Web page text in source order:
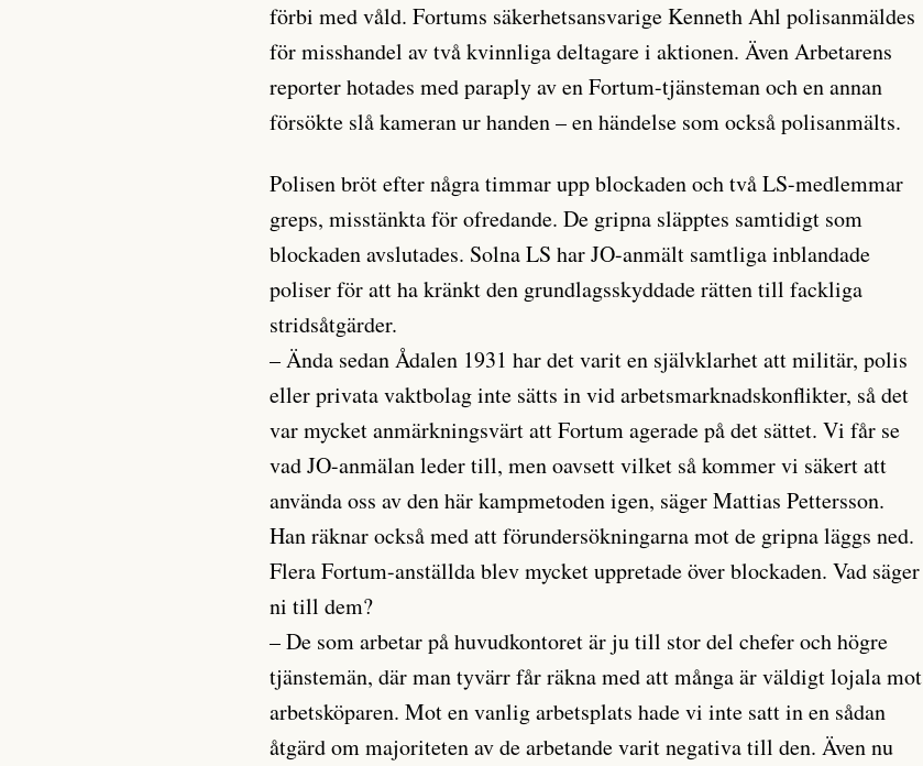
förbi med våld. Fortums säkerhetsansvarige Kenneth Ahl polisanmäldes
för misshandel av två kvinnliga deltagare i aktionen. Även Arbetarens
reporter hotades med paraply av en Fortum-tjänsteman och en annan
försökte slå kameran ur handen – en händelse som också polisanmälts.
Polisen bröt efter några timmar upp blockaden och två LS-medlemmar
greps, misstänkta för ofredande. De gripna släpptes samtidigt som
blockaden avslutades. Solna LS har JO-anmält samtliga inblandade
poliser för att ha kränkt den grundlagsskyddade rätten till fackliga
stridsåtgärder.
– Ända sedan Ådalen 1931 har det varit en självklarhet att militär, polis
eller privata vaktbolag inte sätts in vid arbetsmarknadskonflikter, så det
var mycket anmärkningsvärt att Fortum agerade på det sättet. Vi får se
vad JO-anmälan leder till, men oavsett vilket så kommer vi säkert att
använda oss av den här kampmetoden igen, säger Mattias Pettersson.
Han räknar också med att förundersökningarna mot de gripna läggs ned.
Flera Fortum-anställda blev mycket uppretade över blockaden. Vad säger
ni till dem?
– De som arbetar på huvudkontoret är ju till stor del chefer och högre
tjänstemän, där man tyvärr får räkna med att många är väldigt lojala mot
arbetsköparen. Mot en vanlig arbetsplats hade vi inte satt in en sådan
åtgärd om majoriteten av de arbetande varit negativa till den. Även nu